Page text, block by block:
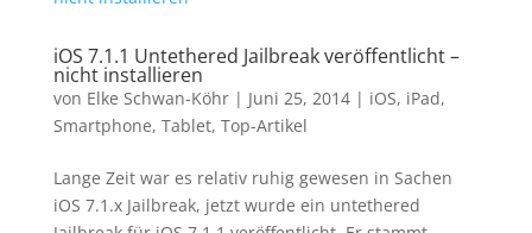
iOS 7.1.1 Untethered Jailbreak veröffentlicht –
nicht installieren
von Elke Schwan-Köhr| Juni 25, 2014| iOS, iPad,
Smartphone, Tablet, Top-Artikel
Lange Zeit war es relativ ruhig gewesen in Sachen
iOS 7.1.x Jailbreak, jetzt wurde ein untethered